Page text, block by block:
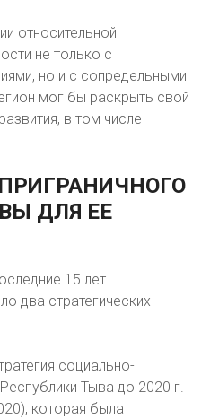
относительной
не только с
но и с сопредельными
мог бы раскрыть свой
в том числе
ПРИГРАНИЧНОГО
ДЛЯ ЕЕ
15 лет
два стратегических
социально-
Тыва до 2020 г.
которая была